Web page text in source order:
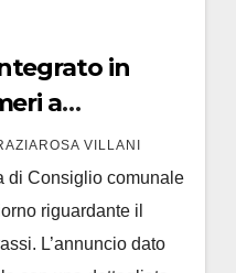
in
a
schierato
VILLANI
di Consiglio comunale
riguardante il
L’annuncio dato